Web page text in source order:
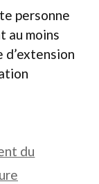
personne
au moins
d’extension
du